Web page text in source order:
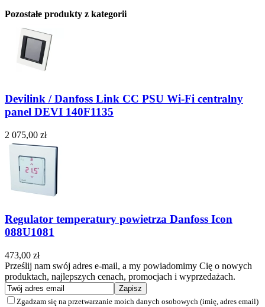
Pozostałe produkty z kategorii
Devilink / Danfoss Link CC PSU Wi-Fi centralny
panel DEVI 140F1135
2 075,00 zł
Regulator temperatury powietrza Danfoss Icon
088U1081
473,00 zł
Prześlij nam swój adres e-mail, a my powiadomimy Cię o nowych
produktach, najlepszych cenach, promocjach i wyprzedażach.
Zgadzam się na przetwarzanie moich danych osobowych (imię, adres email)